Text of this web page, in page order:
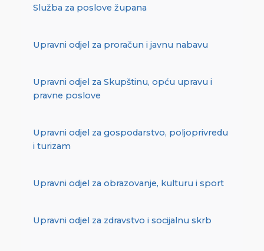
Služba za poslove župana
Upravni odjel za proračun i javnu nabavu
Upravni odjel za Skupštinu, opću upravu i
pravne poslove
Upravni odjel za gospodarstvo, poljoprivredu
i turizam
Upravni odjel za obrazovanje, kulturu i sport
Upravni odjel za zdravstvo i socijalnu skrb